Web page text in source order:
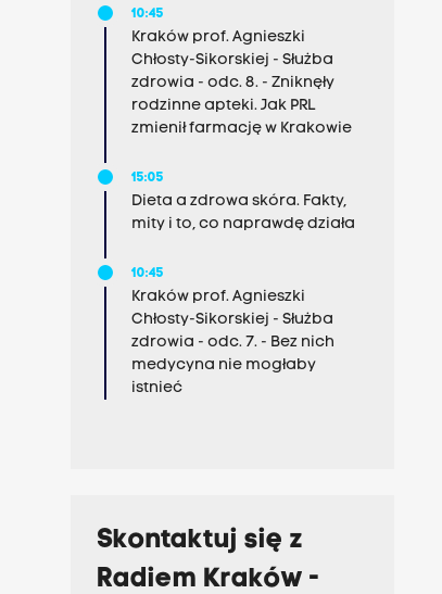
10:45
Kraków prof. Agnieszki
Chłosty-Sikorskiej - Służba
zdrowia - odc. 8. - Zniknęły
rodzinne apteki. Jak PRL
zmienił farmację w Krakowie
15:05
Dieta a zdrowa skóra. Fakty,
mity i to, co naprawdę działa
10:45
Kraków prof. Agnieszki
Chłosty-Sikorskiej - Służba
zdrowia - odc. 7. - Bez nich
medycyna nie mogłaby
istnieć
Skontaktuj się z
Radiem Kraków -